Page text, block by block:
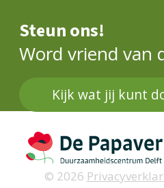
Steun ons!
Word vriend van
Kijk wat jij kunt
© 2026